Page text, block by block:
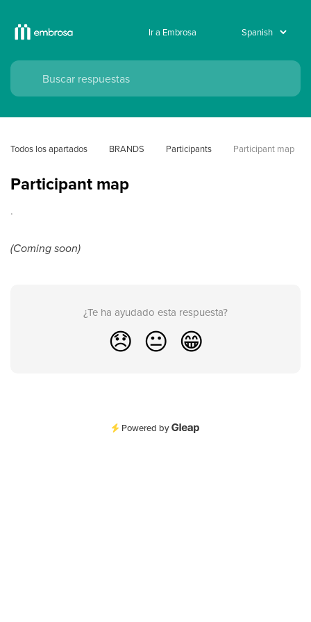
Ir a Embrosa
Todos los apartados BRANDS Participants Participant map
Participant map
.
(Coming soon)
¿Te ha ayudado esta respuesta?
😞 😐 😁
Powered by